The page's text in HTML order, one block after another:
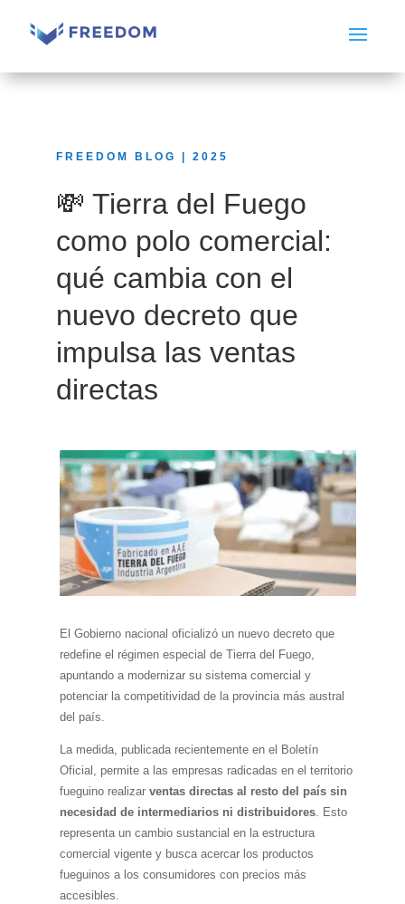
FREEDOM BLOG | 2025
💸 Tierra del Fuego
como polo comercial:
qué cambia con el
nuevo decreto que
impulsa las ventas
directas
El Gobierno nacional oficializó un nuevo decreto que
redefine el régimen especial de Tierra del Fuego,
apuntando a modernizar su sistema comercial y
potenciar la competitividad de la provincia más austral
del país.
La medida, publicada recientemente en el Boletín
Oficial, permite a las empresas radicadas en el territorio
fueguino realizar ventas directas al resto del país sin
necesidad de intermediarios ni distribuidores. Esto
representa un cambio sustancial en la estructura
comercial vigente y busca acercar los productos
fueguinos a los consumidores con precios más
accesibles.